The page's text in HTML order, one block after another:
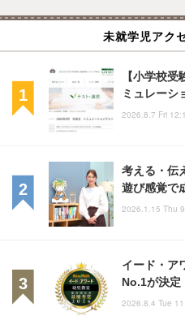
未就学児アク
【小学校
ミュレーシ
2026.8.7 Fri
考える・伝
遊び感覚で
2026.1.15 Thu
イード・ア
No.1が決定
2026.8.4 Tue